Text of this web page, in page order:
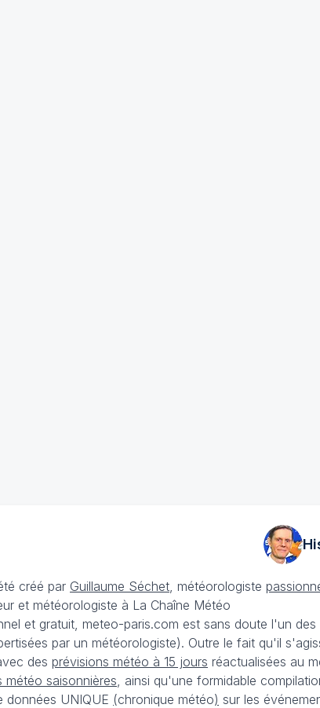
créé par Guillaume Séchet , météorologiste
et météorologiste à La Chaîne Météo
et gratuit, meteo-paris.com est sans doute l'un
par un météorologiste). Outre le fait qu'il
des prévisions météo à 15 jours réactualisées au
météo saisonnières , ainsi qu'une formidable
données UNIQUE (chronique météo) sur les